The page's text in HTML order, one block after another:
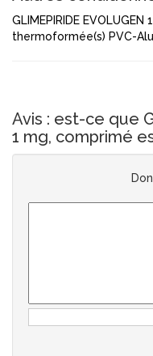
GLIMEPIRIDE
thermoformée(s) PVC-
Avis : est-ce que
1 mg, comprimé